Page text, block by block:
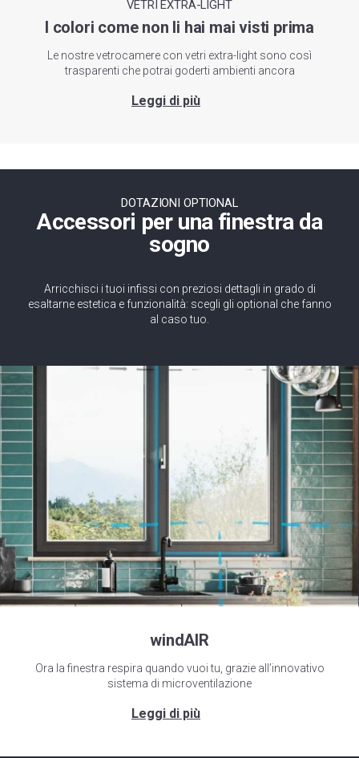
VETRI EXTRA-LIGHT
I colori come non li hai mai visti prima
Le nostre vetrocamere con vetri extra-light sono così
trasparenti che potrai goderti ambienti ancora
DOTAZIONI OPTIONAL
Accessori per una finestra da
sogno
Arricchisci i tuoi infissi con preziosi dettagli in grado di
esaltarne estetica e funzionalità: scegli gli optional che fanno
al caso tuo.
windAIR
Ora la finestra respira quando vuoi tu, grazie all’innovativo
sistema di microventilazione